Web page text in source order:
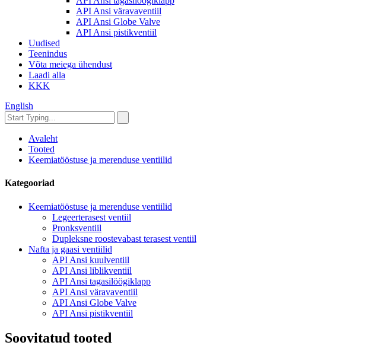
API Ansi väravaventiil
API Ansi Globe Valve
API Ansi pistikventiil
Uudised
Teenindus
Võta meiega ühendust
Laadi alla
KKK
English
Avaleht
Tooted
Keemiatööstuse ja merenduse ventiilid
Kategooriad
Keemiatööstuse ja merenduse ventiilid
Legeerterasest ventiil
Pronksventiil
Dupleksne roostevabast terasest ventiil
Nafta ja gaasi ventiilid
API Ansi kuulventiil
API Ansi liblikventiil
API Ansi tagasilöögiklapp
API Ansi väravaventiil
API Ansi Globe Valve
API Ansi pistikventiil
Soovitatud tooted